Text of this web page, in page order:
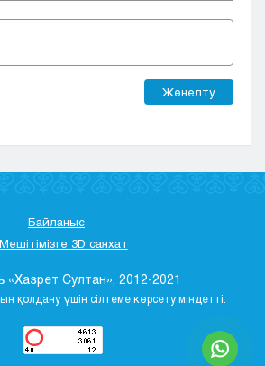
Жөнелту
Байланыс
Мешітімізге 3D саяхат
Султан», 2012-2021
қолдану үшін сілтеме көрсету міндетті.